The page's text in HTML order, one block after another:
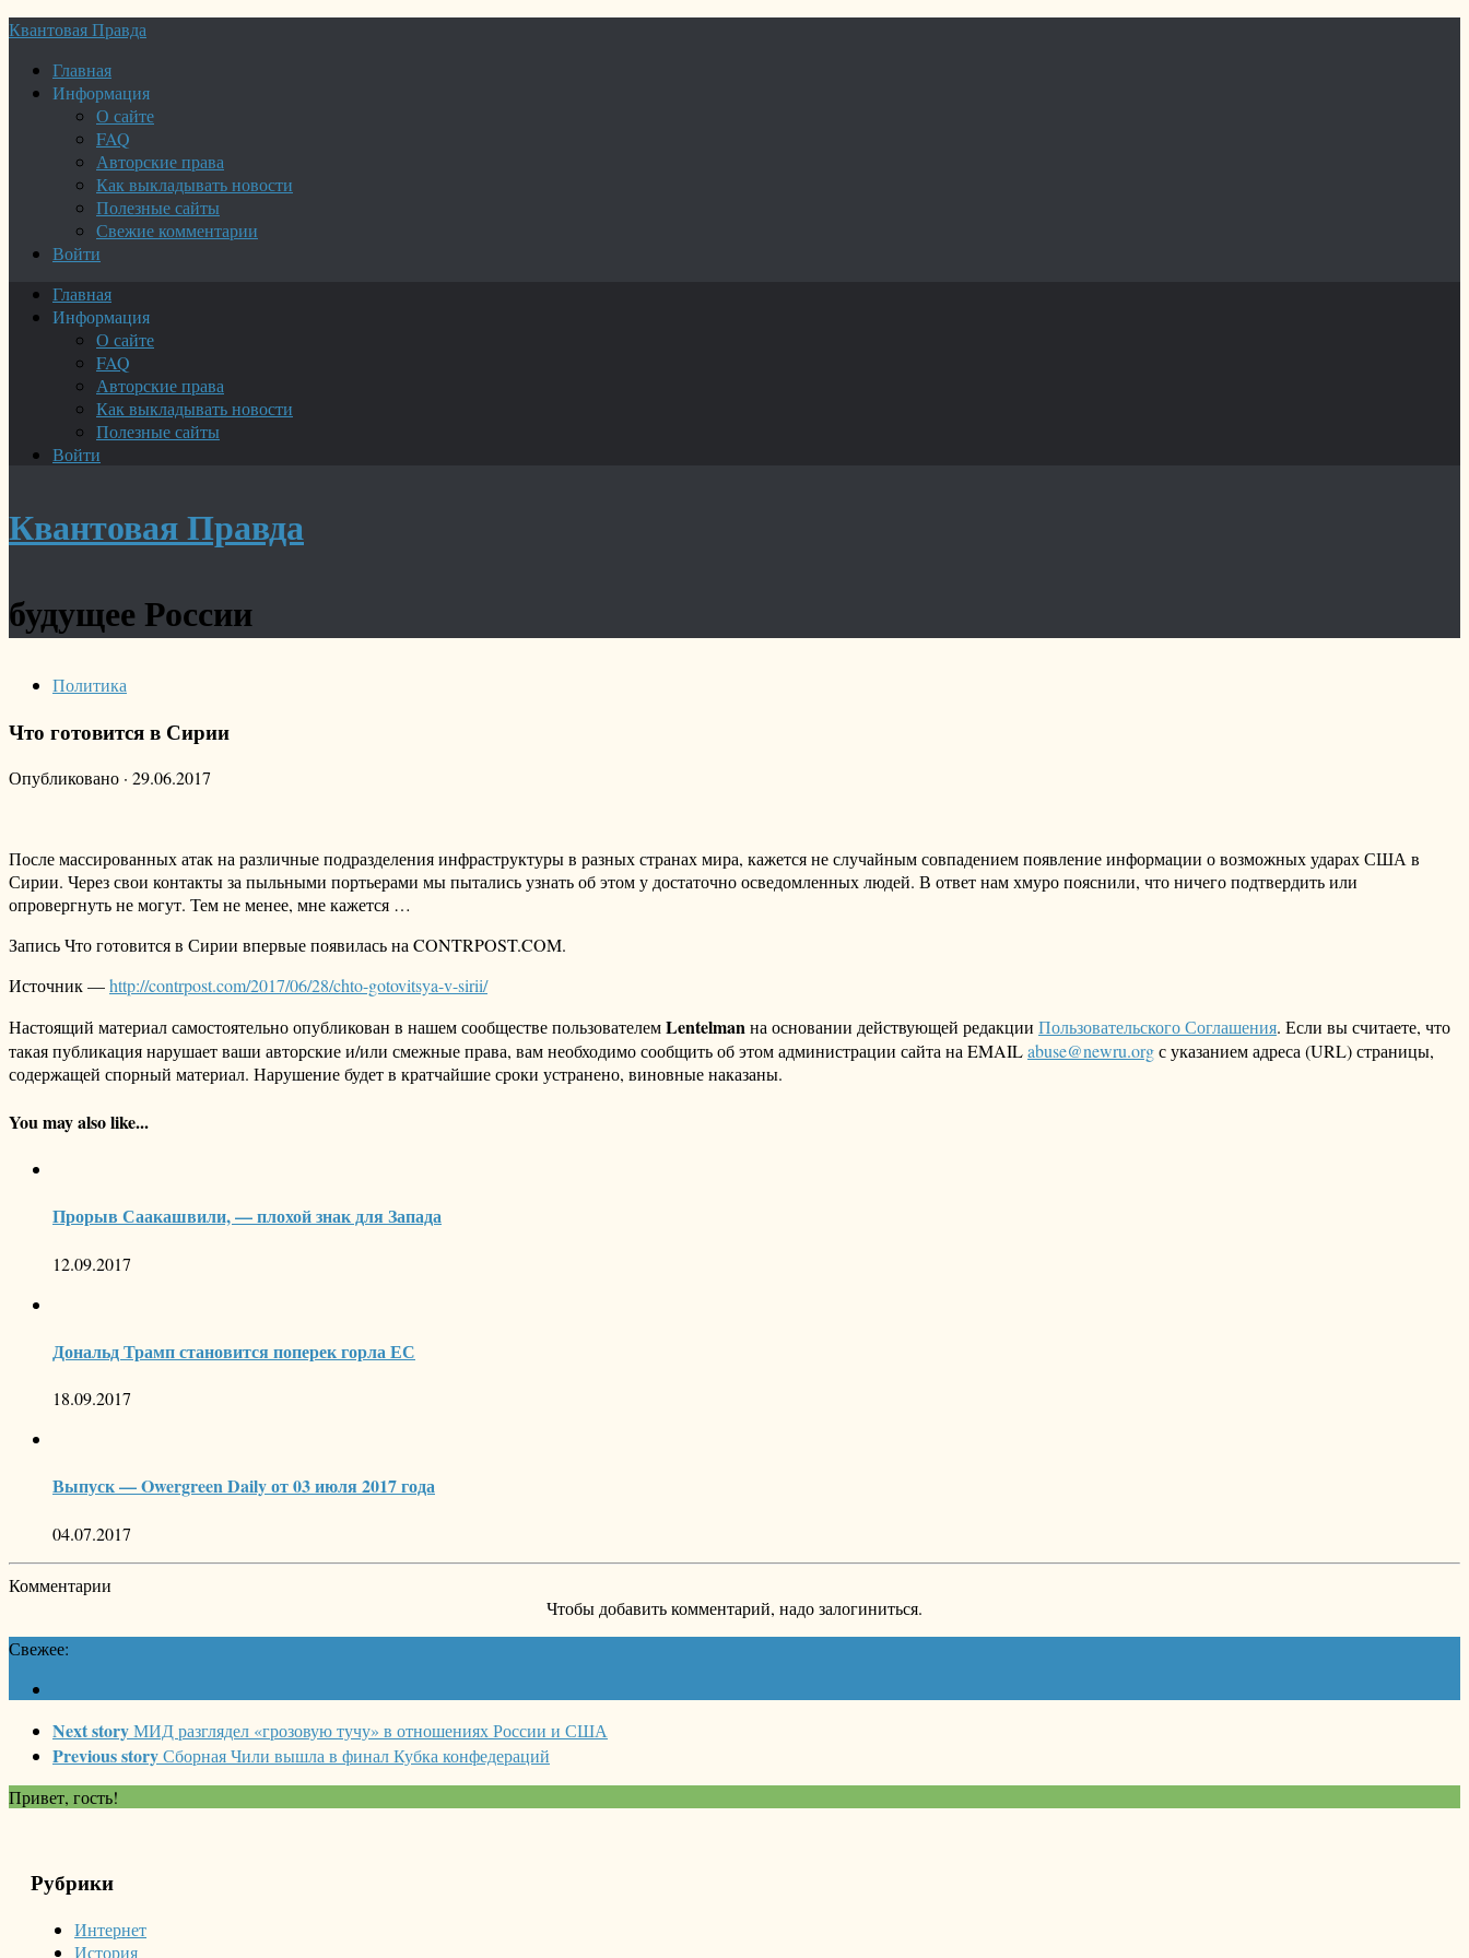
Квантовая Правда
Главная
Информация
О сайте
FAQ
Авторские права
Как выкладывать новости
Полезные сайты
Свежие комментарии
Войти
Главная
Информация
О сайте
FAQ
Авторские права
Как выкладывать новости
Полезные сайты
Войти
Квантовая Правда
будущее России
Политика
Что готовится в Сирии
Опубликовано · 29.06.2017
После массированных атак на различные подразделения инфраструктуры в разных странах мира, кажется не случайным совпадением появление информации о возможных ударах США в
Сирии. Через свои контакты за пыльными портьерами мы пытались узнать об этом у достаточно осведомленных людей. В ответ нам хмуро пояснили, что ничего подтвердить или
опровергнуть не могут. Тем не менее, мне кажется …
Запись Что готовится в Сирии впервые появилась на CONTRPOST.COM.
Источник —http://contrpost.com/2017/06/28/chto-gotovitsya-v-sirii/
Настоящий материал самостоятельно опубликован в нашем сообществе пользователемLentelmanна основании действующей редакции Пользовательского Соглашения. Если вы считаете, что
такая публикация нарушает ваши авторские и/или смежные права, вам необходимо сообщить об этом администрации сайта на EMAILabuse@newru.orgс указанием адреса (URL) страницы,
содержащей спорный материал. Нарушение будет в кратчайшие сроки устранено, виновные наказаны.
You may also like...
Прорыв Саакашвили, — плохой знак для Запада
12.09.2017
Дональд Трамп становится поперек горла ЕС
18.09.2017
Выпуск — Owergreen Daily от 03 июля 2017 года
04.07.2017
Комментарии
Чтобы добавить комментарий, надо залогиниться.
Свежее:
Next storyМИД разглядел «грозовую тучу» в отношениях России и США
Previous storyСборная Чили вышла в финал Кубка конфедераций
Привет, гость!
Рубрики
Интернет
История